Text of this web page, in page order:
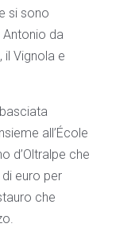
si sono
Antonio da
il Vignola e
all’École
d’Oltralpe che
euro per
che